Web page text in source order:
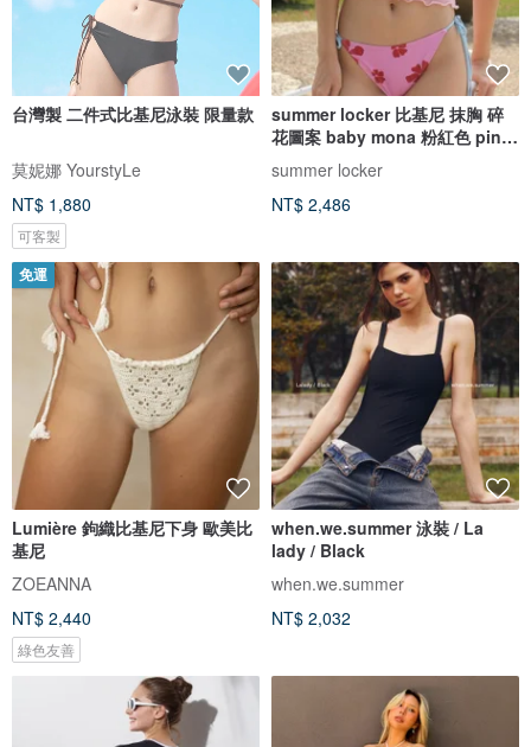
台灣製 二件式比基尼泳裝 限量款
莫妮娜 YourstyLe
NT$ 1,880
可客製
summer locker 比基尼 抹胸 碎
花圖案 baby mona 粉紅色 pink
summer locker
NT$ 2,486
免運
Lumière 鉤織比基尼下身 歐美比
基尼
ZOEANNA
NT$ 2,440
綠色友善
when.we.summer 泳裝 / La
lady / Black
when.we.summer
NT$ 2,032